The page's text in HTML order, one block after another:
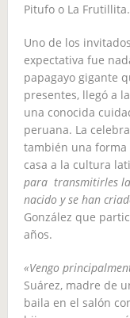
Pitufo o La Frutillita.
Uno de los
expectativa fue
papagayo gigante
presentes, llegó a
una conocida
peruana. La
también una forma
casa a la cultura
para transmitirles
nacido y se han
González que
años.
«Vengo
Suárez, madre de
baila en el salón